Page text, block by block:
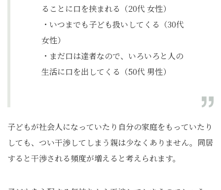
ることに口を挟まれる（20代 女性）
・いつまでも子ども扱いしてくる（30代
女性）
・まだ口は達者なので、いろいろと人の
生活に口を出してくる（50代 男性）
子どもが社会人になっていたり自分の家庭をもっていたり
しても、つい干渉してしまう親は少なくありません。同居
すると干渉される頻度が増えると考えられます。